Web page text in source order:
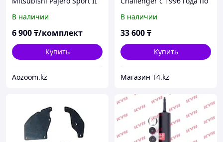
В наличии
6 900₸/комплект
Купить
Aozoom.kz
RIDEPRO 4X4
В наличии
33 600₸
Купить
Магазин T4.kz